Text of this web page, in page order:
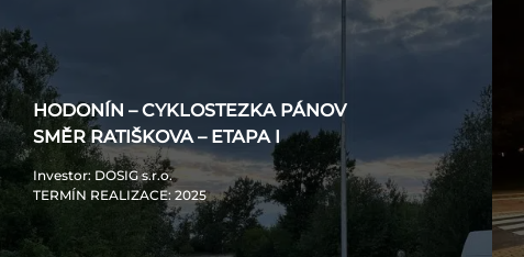
HODONÍN – CYKLOSTEZKA PÁNOV
SMĚR RATIŠKOVA – ETAPA I
Investor: DOSIG s.r.o.
TERMÍN REALIZACE: 2025